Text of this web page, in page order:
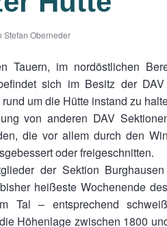
Stefan Oberneder
Tauern, im nordöstlichen
sich im Besitz der
um die Hütte instand zu
von anderen DAV
die vor allem durch den
oder freigeschnitten.
der Sektion
heißeste Wochenende
Tal – entsprechend
Höhenlage zwischen 1800